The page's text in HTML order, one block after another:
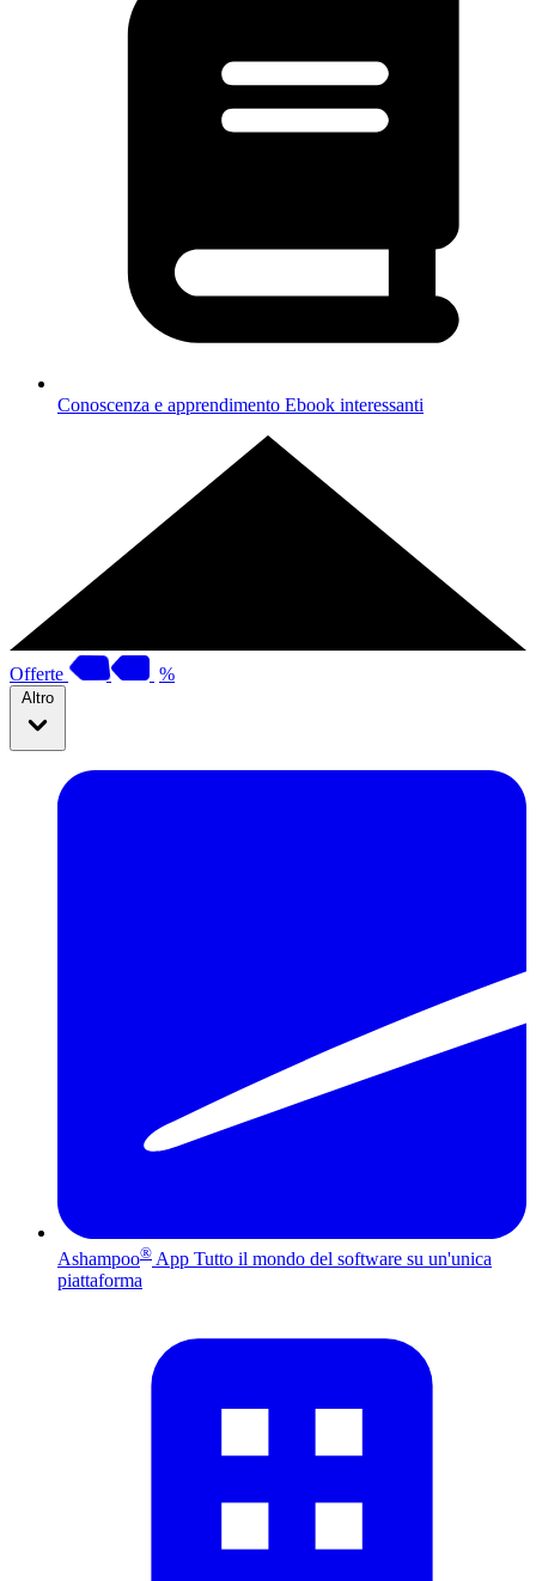
Conoscenza e apprendimento Ebook interessanti
Offerte %
Altro
Ashampoo® App Tutto il mondo del software su un'unica
piattaforma